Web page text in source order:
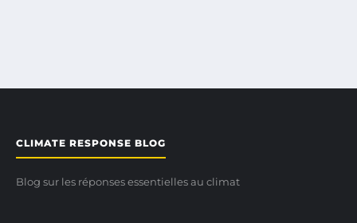
CLIMATE RESPONSE BLOG
Blog sur les réponses essentielles au climat